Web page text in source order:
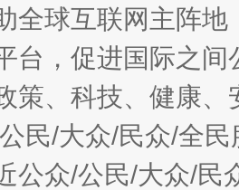
全局
今
全球互联网主阵
台，促进国际之
策、科技、健康
民/大众/民众/全
公众/公民/大众/民